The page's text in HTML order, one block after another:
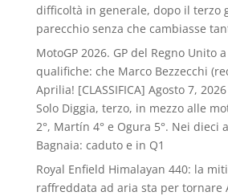
difficoltà in generale, dopo il terzo
parecchio senza che cambiasse
MotoGP 2026. GP del Regno Unito
qualifiche: che Marco Bezzecchi
Aprilia! [CLASSIFICA] Agosto 7, 2026
Solo Diggia, terzo, in mezzo alle
2°, Martín 4° e Ogura 5°. Nei dieci
Bagnaia: caduto e in Q1
Royal Enfield Himalayan 440: la
raffreddata ad aria sta per tornare